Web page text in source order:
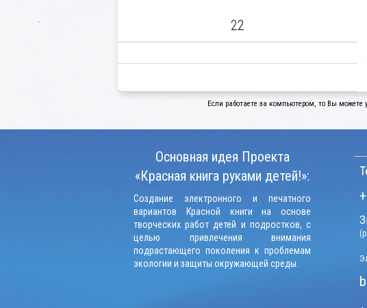
22
Если работаете за компьютером, то Вы можете
Основная идея Проекта
«Красная книга руками детей!»:
Создание электронного и печатного
вариантов Красной книги на основе
творческих работ детей и подростков, с
целью привлечения внимания
подрастающего поколения к проблемам
экологии и защиты окружающей среды.